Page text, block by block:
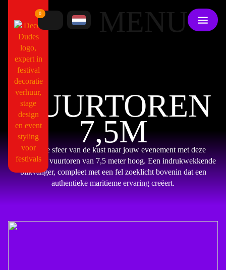
0 MENU
VUURTOREN
7,5M
Breng de sfeer van de kust naar jouw evenement met deze
levensechte vuurtoren van 7,5 meter hoog. Een indrukwekkende
blikvanger, compleet met een fel zoeklicht bovenin dat een
authentieke maritieme ervaring creëert.